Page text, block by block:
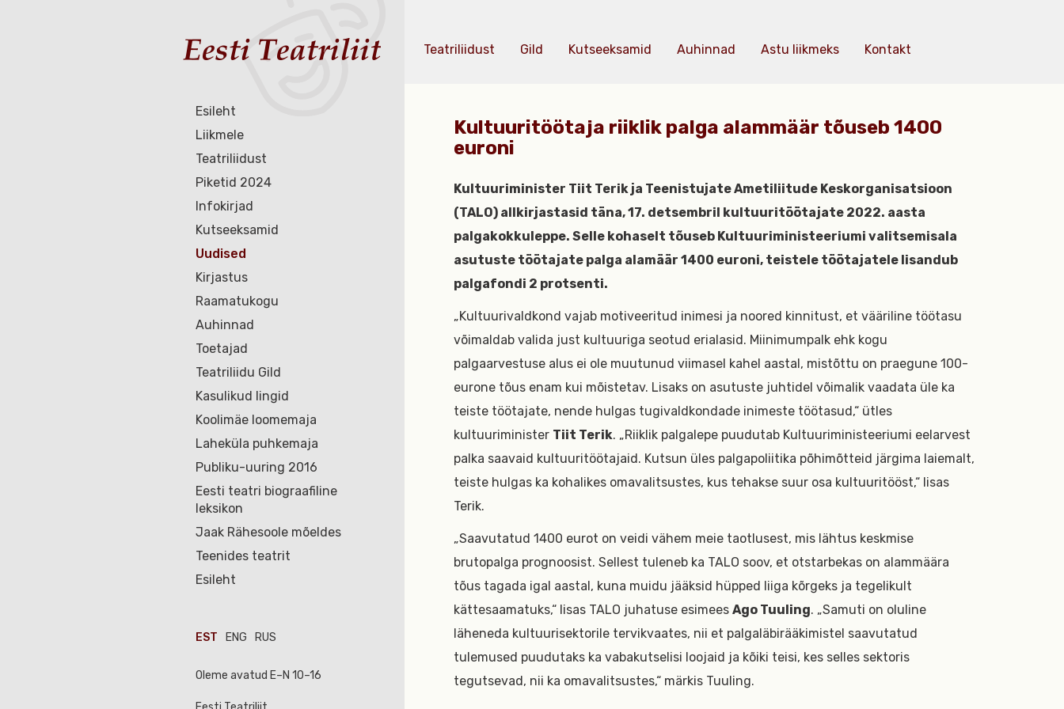
Esileht
Liikmele
Teatriliidust
Piketid 2024
Infokirjad
Kutseeksamid
Uudised
Kirjastus
Raamatukogu
Auhinnad
Toetajad
Teatriliidu Gild
Kasulikud lingid
Koolimäe loomemaja
Laheküla puhkemaja
Publiku-uuring 2016
Eesti teatri biograafiline
leksikon
Jaak Rähesoole mõeldes
Teenides teatrit
Esileht
EST ENG RUS
Oleme avatud E–N 10–16
Teatriliidust Gild Kutseeksamid Auhinnad Astu liikmeks Kontakt
Kultuuritöötaja riiklik palga alammäär tõuseb 1400
euroni
Kultuuriminister Tiit Terik ja Teenistujate Ametiliitude Keskorganisatsioon
(TALO) allkirjastasid täna, 17. detsembril kultuuritöötajate 2022. aasta
palgakokkuleppe. Selle kohaselt tõuseb Kultuuriministeeriumi valitsemisala
asutuste töötajate palga alamäär 1400 euroni, teistele töötajatele lisandub
palgafondi 2 protsenti.
„Kultuurivaldkond vajab motiveeritud inimesi ja noored kinnitust, et vääriline töötasu
võimaldab valida just kultuuriga seotud erialasid. Miinimumpalk ehk kogu
palgaarvestuse alus ei ole muutunud viimasel kahel aastal, mistõttu on praegune 100-
eurone tõus enam kui mõistetav. Lisaks on asutuste juhtidel võimalik vaadata üle ka
teiste töötajate, nende hulgas tugivaldkondade inimeste töötasud,“ ütles
kultuuriminister Tiit Terik. „Riiklik palgalepe puudutab Kultuuriministeeriumi eelarvest
palka saavaid kultuuritöötajaid. Kutsun üles palgapoliitika põhimõtteid järgima laiemalt,
teiste hulgas ka kohalikes omavalitsustes, kus tehakse suur osa kultuuritööst,“ lisas
Terik.
„Saavutatud 1400 eurot on veidi vähem meie taotlusest, mis lähtus keskmise
brutopalga prognoosist. Sellest tuleneb ka TALO soov, et otstarbekas on alammäära
tõus tagada igal aastal, kuna muidu jääksid hüpped liiga kõrgeks ja tegelikult
kättesaamatuks,“ lisas TALO juhatuse esimees Ago Tuuling. „Samuti on oluline
läheneda kultuurisektorile tervikvaates, nii et palgaläbirääkimistel saavutatud
tulemused puudutaks ka vabakutselisi loojaid ja kõiki teisi, kes selles sektoris
tegutsevad, nii ka omavalitsustes,“ märkis Tuuling.